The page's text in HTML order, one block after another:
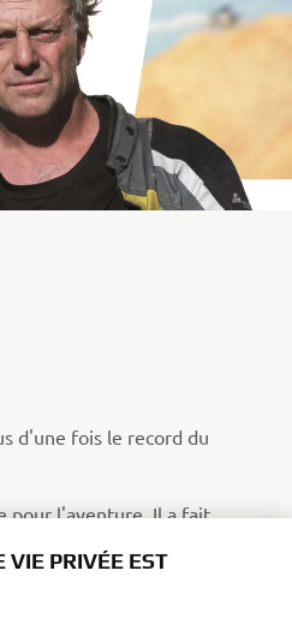
d'une fois le record du
pour l'aventure. Il a fait
Il a été la première
longueur des Amériques et à
VIE PRIVÉE EST